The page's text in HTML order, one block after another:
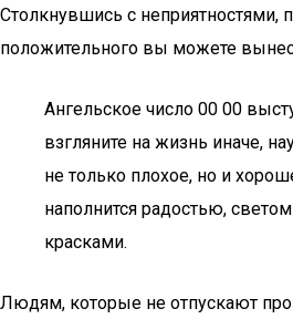
Столкнувшись с неприятностями,
положительного вы можете
Ангельское число 00 00
взгляните на жизнь иначе,
не только плохое, но и
наполнится радостью,
красками.
Людям, которые не отпускают